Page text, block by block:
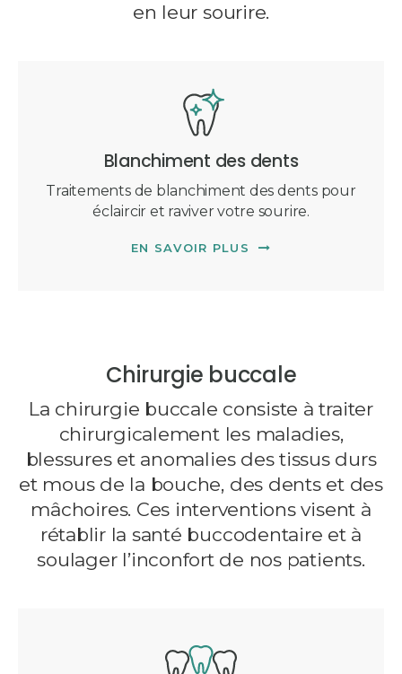
en leur sourire.
Blanchiment des dents
Traitements de blanchiment des dents pour
éclaircir et raviver votre sourire.
EN SAVOIR PLUS
Chirurgie buccale
La chirurgie buccale consiste à traiter
chirurgicalement les maladies,
blessures et anomalies des tissus durs
et mous de la bouche, des dents et des
mâchoires. Ces interventions visent à
rétablir la santé buccodentaire et à
soulager l’inconfort de nos patients.